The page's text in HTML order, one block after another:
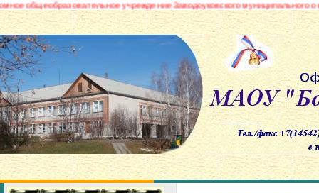
учреждение Заводоуковского муниципального